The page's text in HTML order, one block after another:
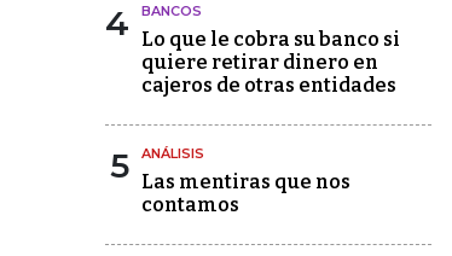
4 BANCOS
Lo que le cobra su banco si
quiere retirar dinero en
cajeros de otras entidades
5 ANÁLISIS
Las mentiras que nos
contamos